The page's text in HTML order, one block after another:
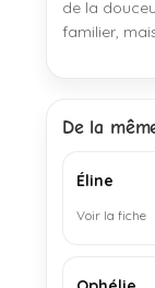
de la
familier,
De la
Éline
Voir la fiche